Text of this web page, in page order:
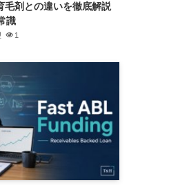
毛剤との違いを徹底解説
識
1